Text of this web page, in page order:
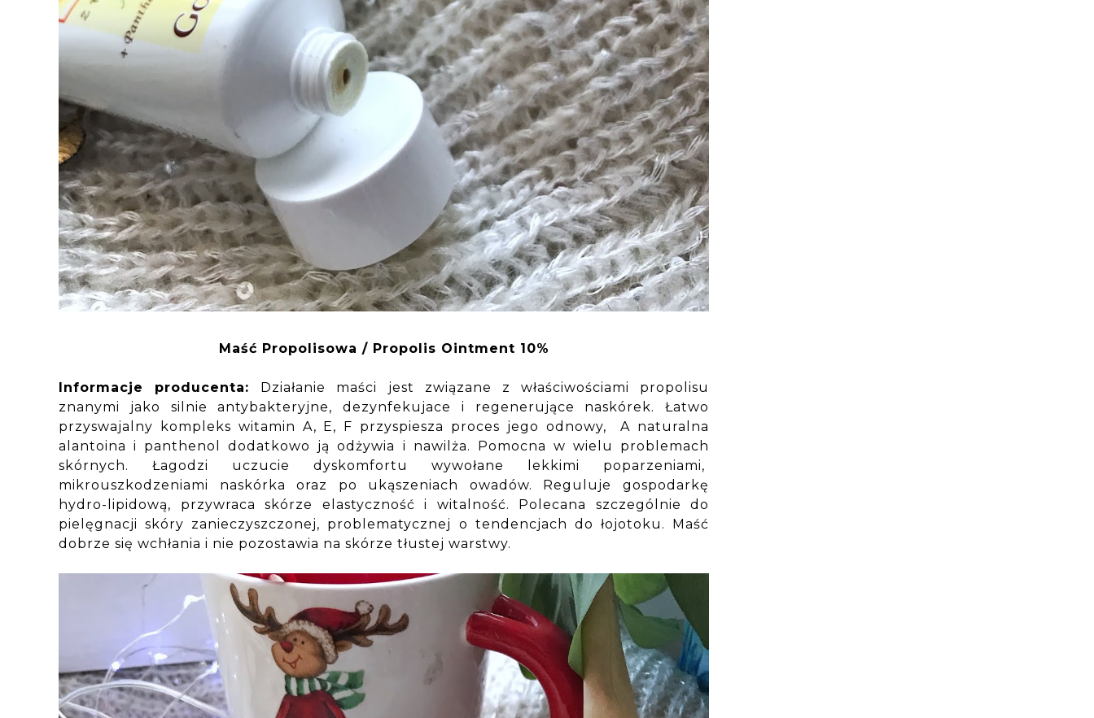
Maść Propolisowa / Propolis Ointment 10%
Informacje producenta: Działanie maści jest związane z właściwościami propolisu
znanymi jako silnie antybakteryjne, dezynfekujace i regenerujące naskórek. Łatwo
przyswajalny kompleks witamin A, E, F przyspiesza proces jego odnowy, A naturalna
alantoina i panthenol dodatkowo ją odżywia i nawilża. Pomocna w wielu problemach
skórnych. Łagodzi uczucie dyskomfortu wywołane lekkimi poparzeniami,
mikrouszkodzeniami naskórka oraz po ukąszeniach owadów. Reguluje gospodarkę
hydro-lipidową, przywraca skórze elastyczność i witalność. Polecana szczególnie do
pielęgnacji skóry zanieczyszczonej, problematycznej o tendencjach do łojotoku. Maść
dobrze się wchłania i nie pozostawia na skórze tłustej warstwy.